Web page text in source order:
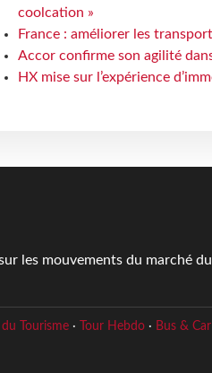
coolcation »
France : améliorer les
Accor confirme son agilité
HX mise sur l’expérience
les mouvements du marché
Tourisme· Tour Hebdo· Bus & Car